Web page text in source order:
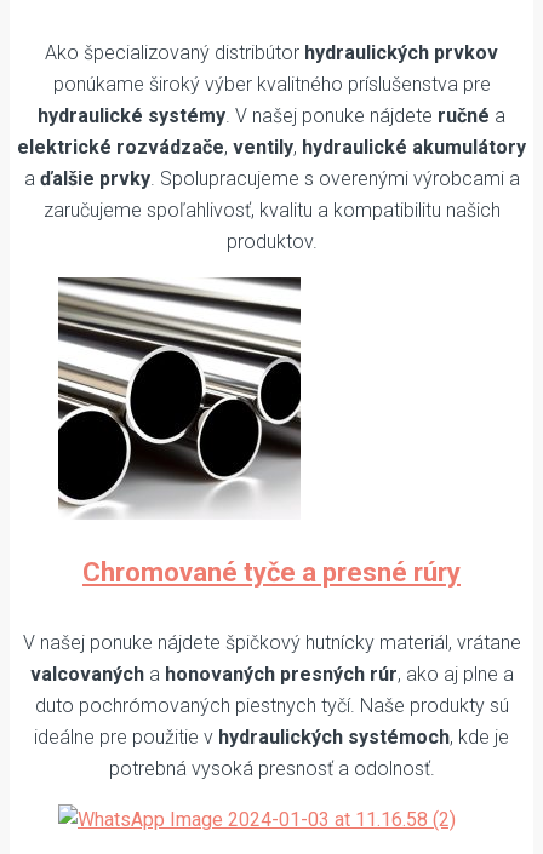
Ako špecializovaný distribútor hydraulických prvkov
ponúkame široký výber kvalitného príslušenstva pre
hydraulické systémy. V našej ponuke nájdete ručné a
elektrické rozvádzače, ventily, hydraulické akumulátory
a ďalšie prvky. Spolupracujeme s overenými výrobcami a
zaručujeme spoľahlivosť, kvalitu a kompatibilitu našich
produktov.
Chromované tyče a presné rúry
V našej ponuke nájdete špičkový hutnícky materiál, vrátane
valcovanýcha honovaných presných rúr, ako aj plne a
duto pochrómovaných piestnych tyčí. Naše produkty sú
ideálne pre použitie v hydraulických systémoch, kde je
potrebná vysoká presnosť a odolnosť.